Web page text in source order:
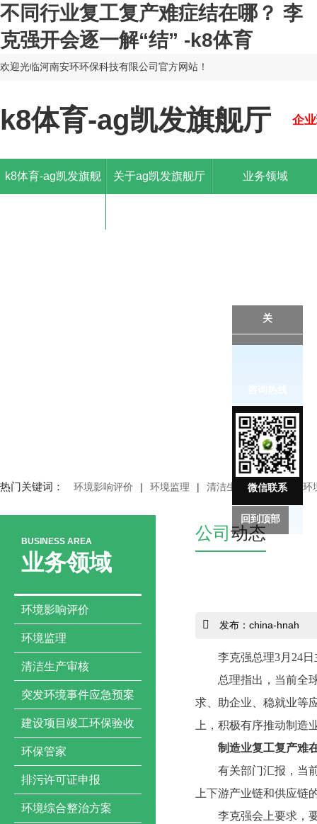
不同行业复工复产难症结在哪？ 李
克强开会逐一解“结” -k8体育
欢迎光临河南安环环保科技有限公司官方网站！
k8体育-ag凯发旗舰厅 企
k8体育-ag凯发旗舰 关于ag凯发旗舰厅 业务领域
热门关键词： 环境影响评价 | 环境监理 | 清洁生产审核 | 突发环
BUSINESS AREA
业务领域
环境影响评价
环境监理
清洁生产审核
突发环境事件应急预案
建设项目竣工环保验收
环保管家
排污许可证申报
环境综合整治方案
公司 动态
发布：china-hnah
李克强总理3月24
总理指出，当前全
求、助企业、稳就业等
上，积极有序推动制造
制造业复工复产难
有关部门汇报，当
上下游产业链和供应链
李克强会上要求，
关
微信联系
回到顶部